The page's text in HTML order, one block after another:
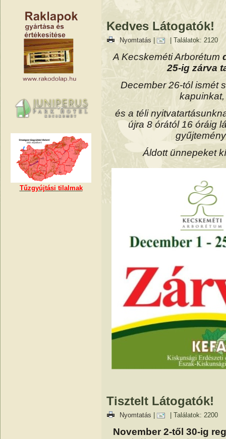
Tűzgyújtási tilalmak
Kedves Látogatók!
Nyomtatás | Találatok: 2120
A Kecskeméti Arborétum
25-ig zárva
December 26-tólismét
kapuinkat,
és a téli
újra 8 órától 16 óráig
Áldott ünnepeket
Tisztelt Látogatók!
Nyomtatás | Találatok: 2200
November 2-től 30-ig